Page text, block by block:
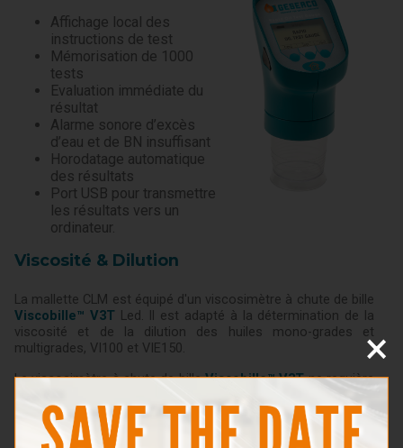
Affichage local des
instructions de test
Mémorisation de 1000
tests
Evaluation immédiate du
résultat
Alarme sonore d’excès
d’eau et de BN insuffisant
Horodatage automatique
des résultats
Port USB pour transmettre
les résultats vers un
ordinateur.
Viscosité & Dilution
La mallette CLM est équipé d'un viscosimètre à chute de bille
Viscobille™ V3TLed. Il est adapté à la détermination de la
viscosité et de la dilution des huiles mono-grades et
multigrades, VI100 et VIE150.
Le viscosimètre à chute de billeViscobille™ V3Tne requière
ni chronomètre, thermomètre ou bain thermostatique.
Détection d’Eau de Mer
×